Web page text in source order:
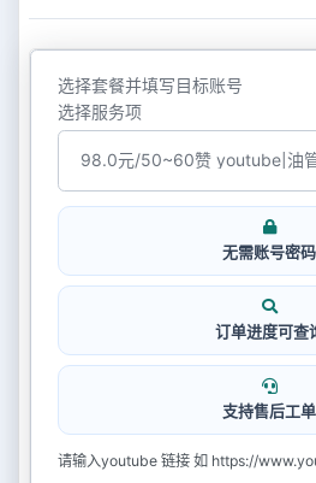
选择套餐并填写目标账号
选择服务项
无需账号密码
订单进度可查
支持售后工单
请输入youtube 链接 如 https://